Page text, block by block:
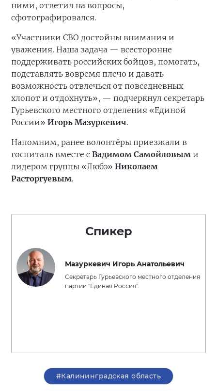
ними, ответил на вопросы,
сфотографировался.
«Участники СВО достойны внимания и
уважения. Наша задача — всесторонне
поддерживать российских бойцов, помогать,
подставлять вовремя плечо и давать
возможность отвлечься от повседневных
хлопот и отдохнуть», — подчеркнул секретарь
Гурьевского местного отделения «Единой
России» Игорь Мазуркевич.
Напомним, ранее волонтёры приезжали в
госпиталь вместе с Вадимом Самойловым и
лидером группы «Любэ» Николаем
Расторгуевым.
Спикер
Мазуркевич Игорь Анатольевич
Секретарь Гурьевского местного отделения
партии "Единая Россия".
#Калининградская область